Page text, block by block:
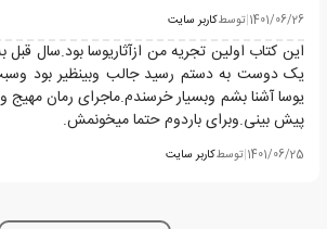
1401/06/26
|توسطکاربر سایت
این کتاب اولین تجریه من ازآثاریوسا بود.سال
یک دوست به دستم رسید جالب وبینظیر بود
یوسا آشنا بشم وبسیار خرسندم.ماجرای رمان مهیج
پیش بینی.وبرای باردوم حتما میخونمش.
1401/06/25
|توسطکاربر سایت